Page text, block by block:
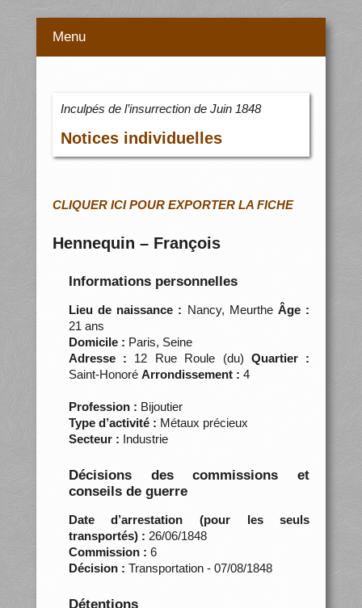
Menu
Inculpés de l’insurrection de Juin 1848
Notices individuelles
CLIQUER ICI POUR EXPORTER LA FICHE
Hennequin – François
Informations personnelles
Lieu de naissance : Nancy, MeurtheÂge :
21 ans
Domicile : Paris, Seine
Adresse : 12 Rue Roule (du) Quartier :
Saint-Honoré Arrondissement : 4
Profession : Bijoutier
Type d’activité : Métaux précieux
Secteur : Industrie
Décisions des commissions et
conseils de guerre
Date d’arrestation (pour les seuls
transportés) : 26/06/1848
Commission : 6
Décision : Transportation - 07/08/1848
Détentions